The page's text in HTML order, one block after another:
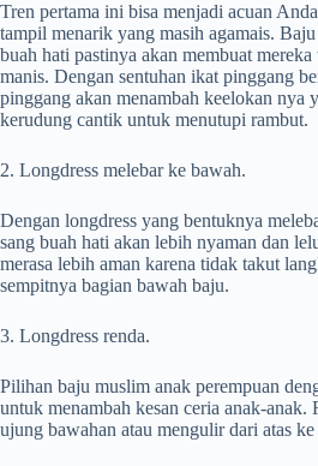
Tren pertama ini bisa menjadi acuan
tampil menarik yang masih agamais.
buah hati pastinya akan membuat
manis. Dengan sentuhan ikat pinggang
pinggang akan menambah keelokan nya
kerudung cantik untuk menutupi rambut.
2. Longdress melebar ke bawah.
Dengan longdress yang bentuknya
sang buah hati akan lebih nyaman dan
merasa lebih aman karena tidak takut
sempitnya bagian bawah baju.
3. Longdress renda.
Pilihan baju muslim anak perempuan
untuk menambah kesan ceria anak-anak.
ujung bawahan atau mengulir dari atas